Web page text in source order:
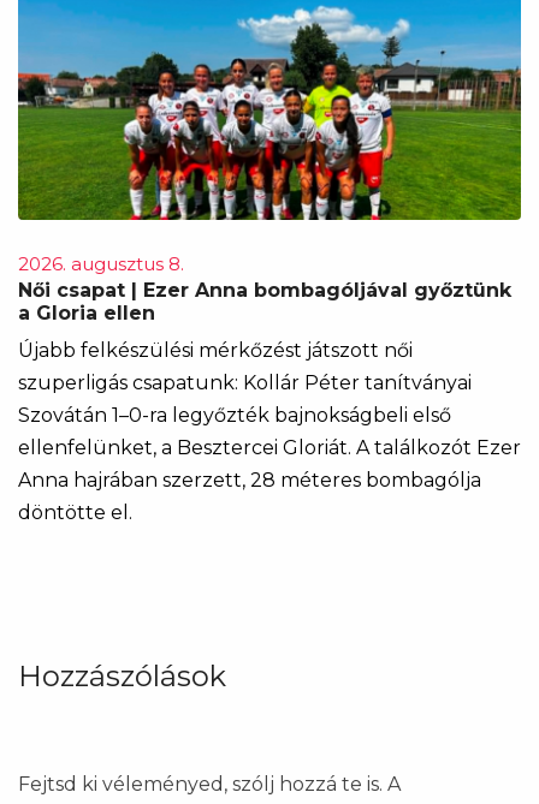
2026. augusztus 8.
Női csapat | Ezer Anna bombagóljával győztünk
a Gloria ellen
Újabb felkészülési mérkőzést játszott női
szuperligás csapatunk: Kollár Péter tanítványai
Szovátán 1–0-ra legyőzték bajnokságbeli első
ellenfelünket, a Besztercei Gloriát. A találkozót Ezer
Anna hajrában szerzett, 28 méteres bombagólja
döntötte el.
Hozzászólások
Fejtsd ki véleményed, szólj hozzá te is. A